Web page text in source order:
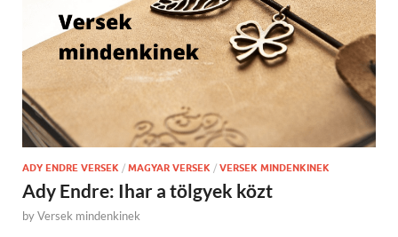
ADY ENDRE VERSEK / MAGYAR VERSEK / VERSEK MINDENKINEK
Ady Endre: Ihar a tölgyek közt
byVersek mindenkinek